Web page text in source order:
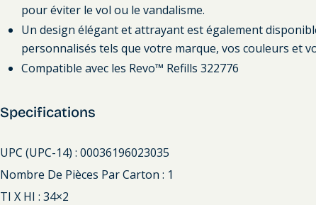
pour éviter le vol ou le vandalisme.
Un design élégant et attrayant est également
personnalisés tels que votre marque, vos couleurs et
Compatible avec les Revo™ Refills 322776
Specifications
UPC (UPC-14) : 00036196023035
Nombre De Pièces Par Carton : 1
TI X HI : 34×2